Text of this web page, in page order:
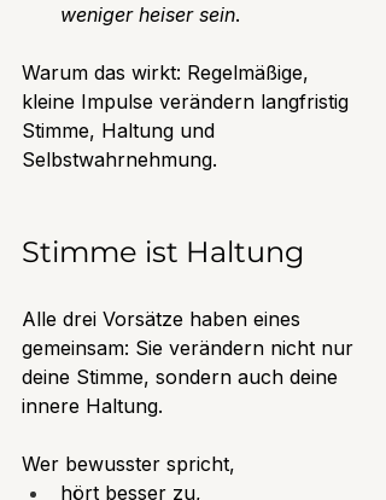
weniger heiser sein.
Warum das wirkt: Regelmäßige,
kleine Impulse verändern langfristig
Stimme, Haltung und
Selbstwahrnehmung.
Stimme ist Haltung
Alle drei Vorsätze haben eines
gemeinsam: Sie verändern nicht nur
deine Stimme, sondern auch deine
innere Haltung.
Wer bewusster spricht,
hört besser zu,